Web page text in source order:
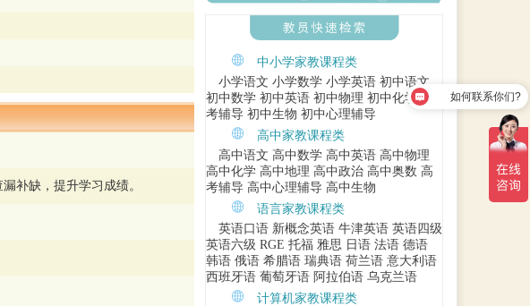
补缺，提升学习成绩。
中小学家教课程类
小学语文 小学数学 小学英语 初中语文
初中数学 初中英语 初中物理 初中化学 中
考辅导 初中生物 初中心理辅导
高中家教课程类
高中语文 高中数学 高中英语 高中物理
高中化学 高中地理 高中政治 高中奥数 高
考辅导 高中心理辅导 高中生物
语言家教课程类
英语口语 新概念英语 牛津英语 英语四级
英语六级 RGE 托福 雅思 日语 法语 德语
韩语 俄语 希腊语 瑞典语 荷兰语 意大利语
西班牙语 葡萄牙语 阿拉伯语 乌克兰语
计算机家教课程类
如何联系你们?